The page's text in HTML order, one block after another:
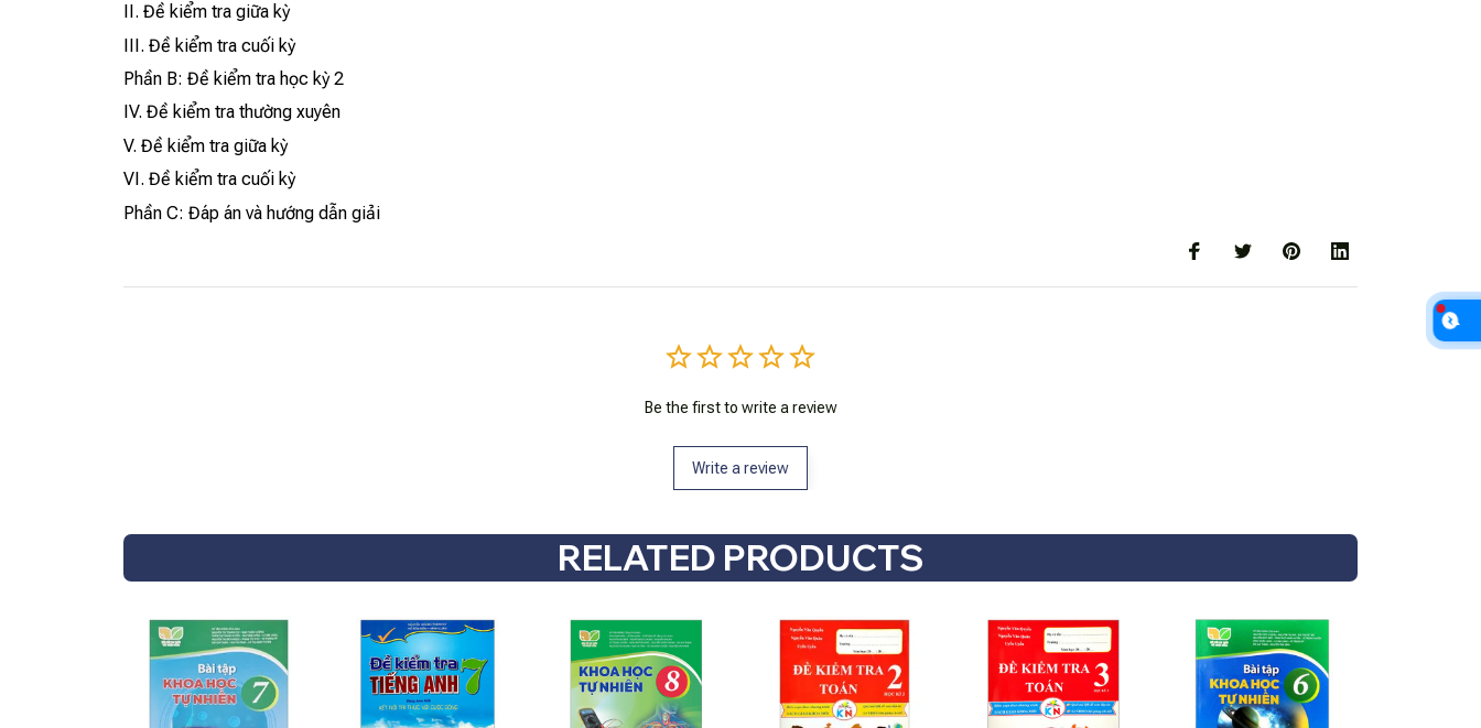
II. Đề kiểm tra giữa kỳ
III. Đề kiểm tra cuối kỳ
Phần B: Đề kiểm tra học kỳ 2
IV. Đề kiểm tra thường xuyên
V. Đề kiểm tra giữa kỳ
VI. Đề kiểm tra cuối kỳ
Phần C: Đáp án và hướng dẫn giải
Be the first to write a review
Write a review
RELATED PRODUCTS